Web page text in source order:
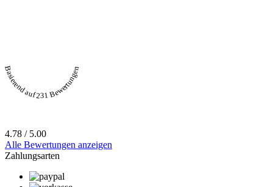
Basierend auf 231 Bewertungen
4.78 / 5.00
Alle Bewertungen anzeigen
Zahlungsarten